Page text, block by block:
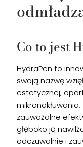
Co to jest
HydraPen to
swoją nazwę
estetycznej,
zauważalne
głęboko ją
odczuwalnie i